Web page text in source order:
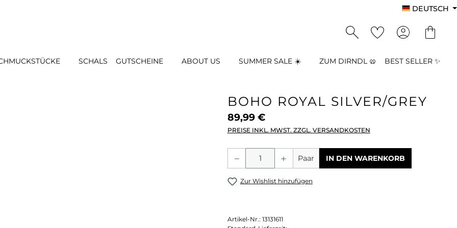
DEUTSCH
SCHALS GUTSCHEINE ABOUT US SUMMER SALE ☀️ ZUM DIRNDL 🥨 BEST SELLER ✨
BOHO ROYAL SILVER/GREY
89,99 €
PREISE INKL. MWST. ZZGL. VERSANDKOSTEN
Produkt Anzahl: Gib den
Paar IN DEN WARENKORB
Zur Wishlist hinzufügen
Artikel-Nr.: 13131611